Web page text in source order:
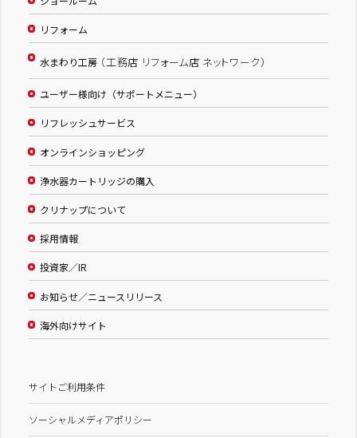
リフォーム
水まわり工房 （工務店 リフォーム店 ネットワーク）
ユーザー様向け（サポートメニュー）
リフレッシュサービス
オンラインショッピング
浄水器カートリッジの購入
クリナップについて
採用情報
投資家／IR
お知らせ／ニュースリリース
海外向けサイト
サイトご利用条件
ソーシャルメディアポリシー